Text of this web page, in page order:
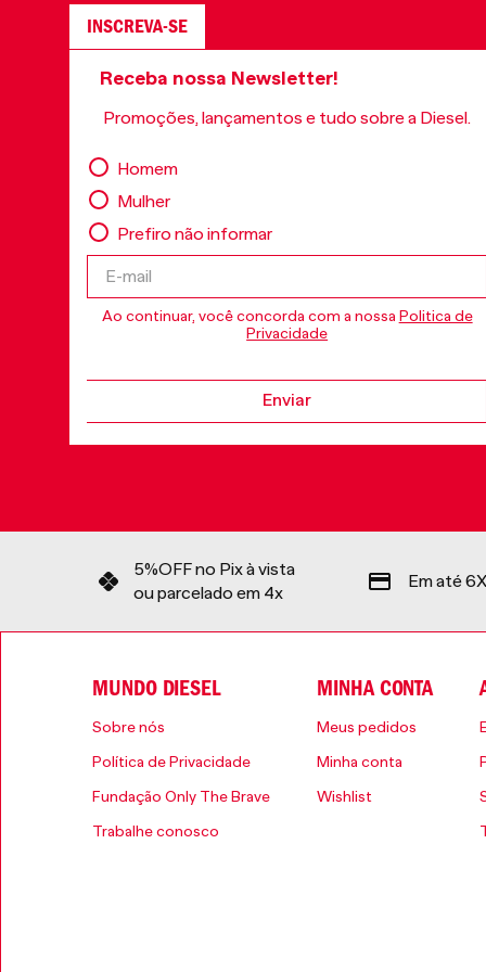
INSCREVA-SE
Receba nossa Newsletter!
Promoções, lançamentos e tudo sobre a Diesel.
Homem
Mulher
Prefiro não informar
Ao continuar, você concorda com a nossa Politica de
Privacidade
Enviar
5%OFF no Pix à vista
ou parcelado em 4x
Em até
MUNDO DIESEL
Sobre nós
Política de Privacidade
Fundação Only The Brave
Trabalhe conosco
MINHA CONTA
Meus pedidos
Minha conta
Wishlist